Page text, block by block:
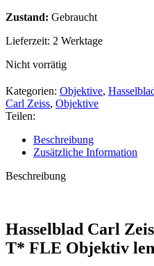
Zustand: Gebraucht
Lieferzeit: 2 Werktage
Nicht vorrätig
Kategorien: Objektive,
Carl Zeiss, Objektive
Teilen:
Beschreibung
Zusätzliche Information
Beschreibung
Hasselblad Carl
T* FLE Objektiv